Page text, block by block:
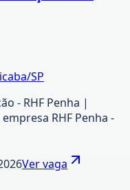
SP
- RHF Penha |
RHF Penha -
Ver vaga